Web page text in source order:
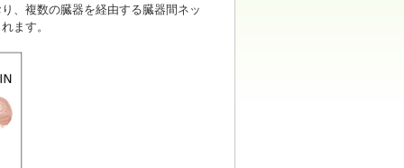
、複数の臓器を経由する臓器間ネッ
ます。